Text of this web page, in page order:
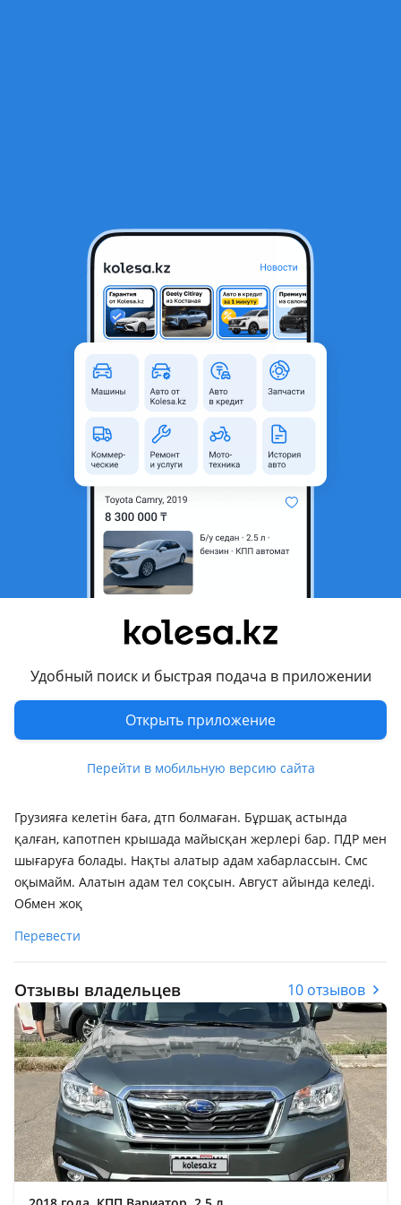
Удобный поиск и быстрая подача в приложении
Открыть приложение
Перейти в мобильную версию сайта
Subaru Forester 2018 года
Объявление находится в архиве и может быть
Актау, Мангистауская
2016 - 2018 4 поколение
Кроссовер
Объем двигателя, л
Вариатор
Полный привод
Руль
Слева
Цвет
белый
Растаможен в Казахстане
Нет
Грузияға келетін баға, дтп болмаған. Бұршақ астында
қалған, капотпен крышада майысқан жерлері бар. ПДР мен
шығаруға болады. Нақты алатыр адам хабарлассын. Смс
оқымайм. Алатын адам тел соқсын. Август айында келеді.
Обмен жоқ
Перевести
Отзывы владельцев 10 отзывов